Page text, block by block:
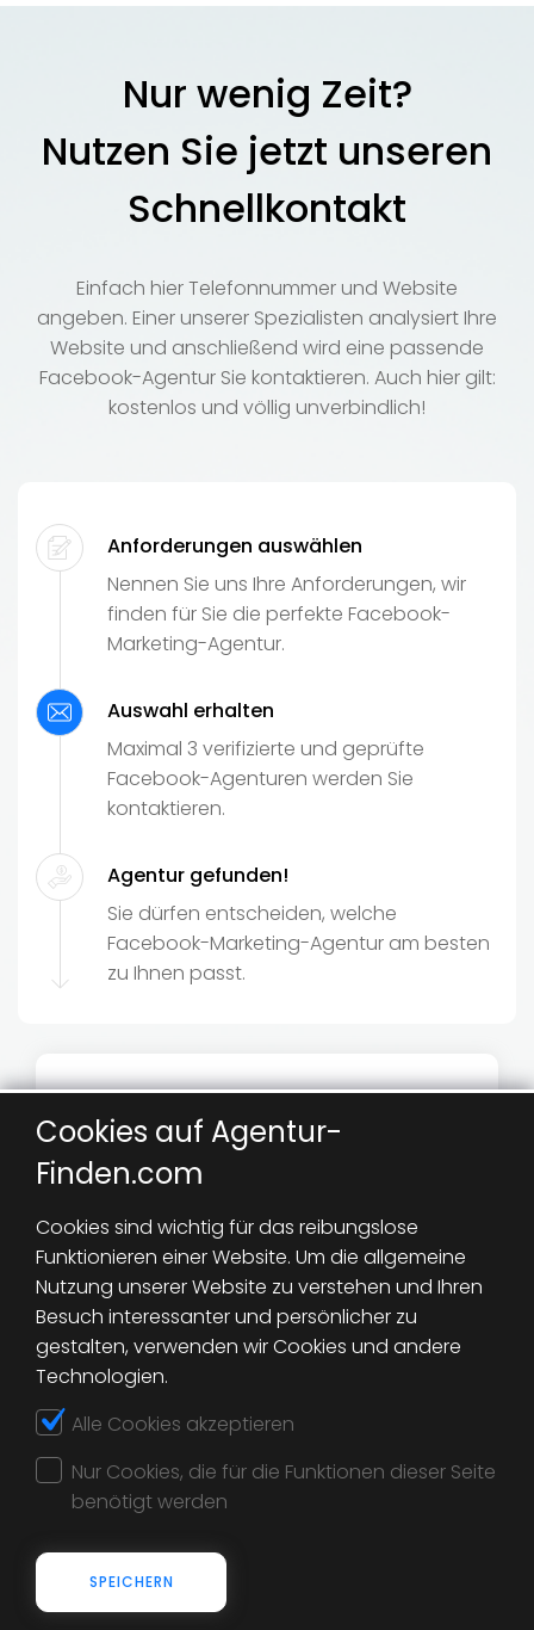
Nur wenig Zeit?
Nutzen Sie jetzt unseren
Schnellkontakt
Einfach hier Telefonnummer und Website
angeben. Einer unserer Spezialisten analysiert Ihre
Website und anschließend wird eine passende
Facebook-Agentur Sie kontaktieren. Auch hier gilt:
kostenlos und völlig unverbindlich!
Anforderungen auswählen
Nennen Sie uns Ihre Anforderungen, wir
finden für Sie die perfekte Facebook-
Marketing-Agentur.
Auswahl erhalten
Maximal 3 verifizierte und geprüfte
Facebook-Agenturen werden Sie
kontaktieren.
Agentur gefunden!
Sie dürfen entscheiden, welche
Facebook-Marketing-Agentur am besten
zu Ihnen passt.
Telefonnummer angeben:
Ich habe die Hinweise zum
Datenschutz gelesen und akzeptiere
diese. *
JETZT WEBSEITE PRÜFEN
Cookies auf Agentur-
Finden.com
Cookies sind wichtig für das reibungslose
Funktionieren einer Website. Um die allgemeine
Nutzung unserer Website zu verstehen und Ihren
Besuch interessanter und persönlicher zu
gestalten, verwenden wir Cookies und andere
Technologien.
Alle Cookies akzeptieren
Nur Cookies, die für die Funktionen dieser Seite
benötigt werden
SPEICHERN